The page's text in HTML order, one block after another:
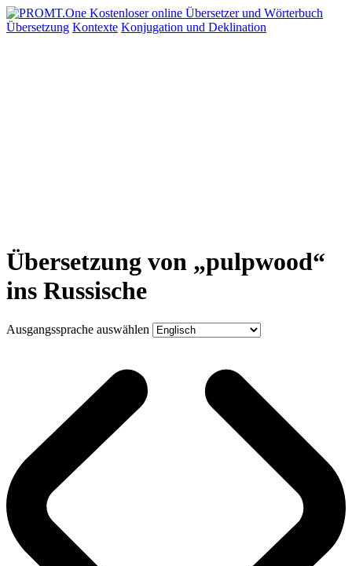
Übersetzung Kontexte Konjugation und Deklination
Übersetzung von „pulpwood“
ins Russische
Ausgangssprache auswählen